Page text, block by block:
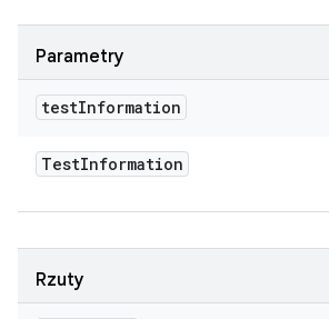
Parametry
testInformation
TestInformation
Rzuty